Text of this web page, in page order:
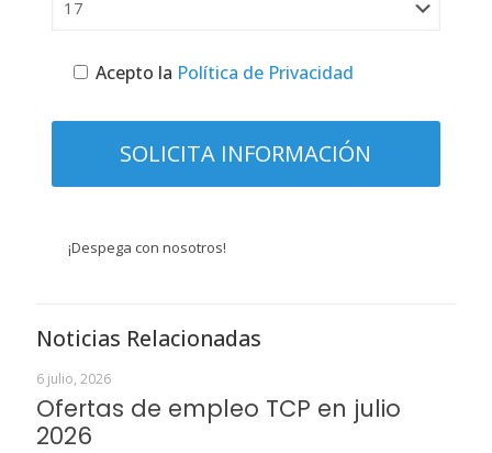
Acepto la Política de Privacidad
¡Despega con nosotros!
Noticias Relacionadas
6 julio, 2026
Ofertas de empleo TCP en julio
2026